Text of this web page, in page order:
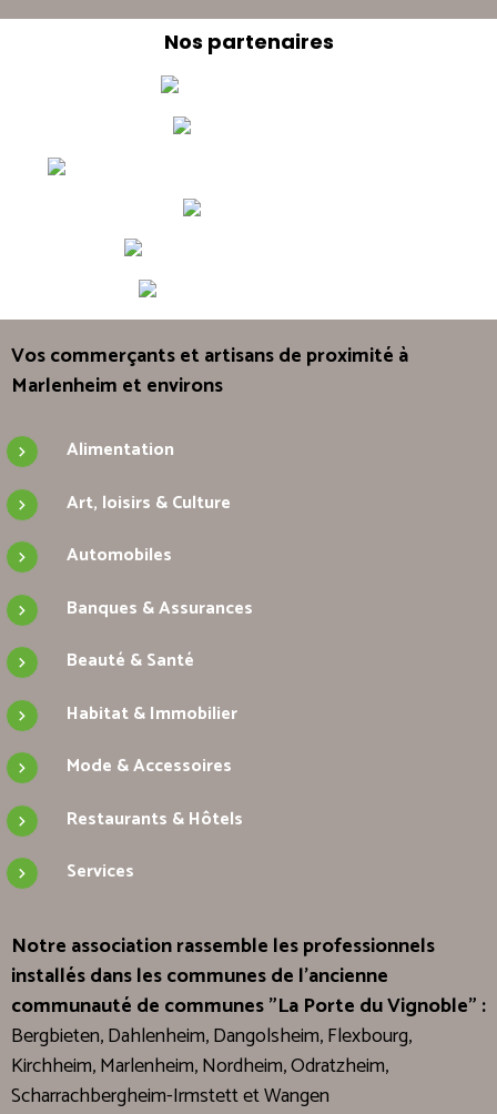
Nos partenaires
Vos commerçants et artisans de proximité à
Marlenheim et environs
Alimentation
Art, loisirs & Culture
Automobiles
Banques & Assurances
Beauté & Santé
Habitat & Immobilier
Mode & Accessoires
Restaurants & Hôtels
Services
Notre association rassemble les professionnels
installés dans les communes de l'ancienne
communauté de communes "La Porte du Vignoble" :
Bergbieten, Dahlenheim, Dangolsheim, Flexbourg,
Kirchheim, Marlenheim, Nordheim, Odratzheim,
Scharrachbergheim-Irmstett et Wangen